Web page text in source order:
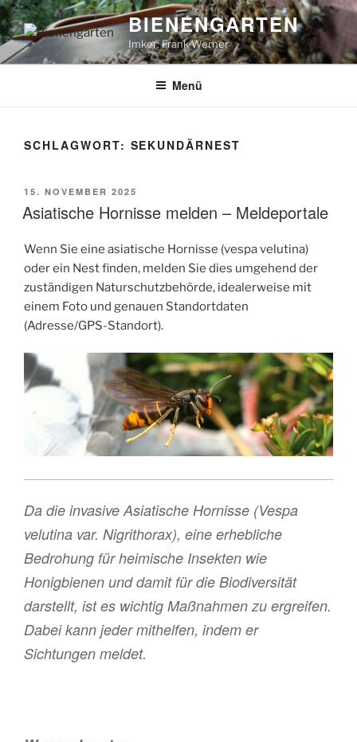
Zum
Inhalt
springen
BIENENGARTEN
Imker: Frank Werner
Menü
SCHLAGWORT: SEKUNDÄRNEST
VERÖFFENTLICHT
AM
15. NOVEMBER 2025
Asiatische Hornisse melden – Meldeportale
Wenn Sie eine asiatische Hornisse (vespa velutina)
oder ein Nest finden, melden Sie dies umgehend der
zuständigen Naturschutzbehörde, idealerweise mit
einem Foto und genauen Standortdaten
(Adresse/GPS-Standort).
Da die invasive Asiatische Hornisse (Vespa
velutina var. Nigrithorax), eine erhebliche
Bedrohung für heimische Insekten wie
Honigbienen und damit für die Biodiversität
darstellt, ist es wichtig Maßnahmen zu ergreifen.
Dabei kann jeder mithelfen, indem er
Sichtungen meldet.